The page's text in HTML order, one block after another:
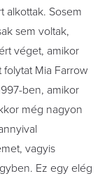
alkottak. Sosem
sem voltak,
véget, amikor
Mia Farrow
ben, amikor
még nagyon
vagyis
Ez egy elég